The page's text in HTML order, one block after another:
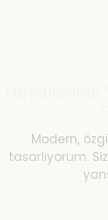
Modern,
tasarlıyorum.